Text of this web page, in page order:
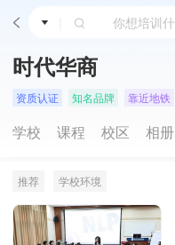
时代华商
资质认证 知名品牌 靠近地铁
学校 课程 校区 相册
推荐 学校环境